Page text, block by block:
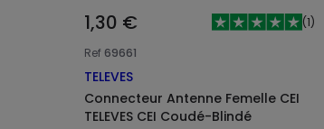
1,30 € (1)
Ref 69661
TELEVES
Connecteur Antenne Femelle CEI
TELEVES CEI Coudé-Blindé